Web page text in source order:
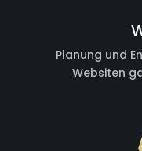
Planung und
Websiten